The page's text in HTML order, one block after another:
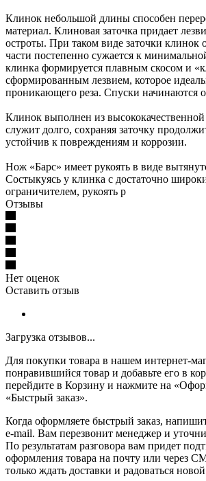
Клинок небольшой длины способен
материал. Клиновая заточка придает
остроты. При таком виде заточки клинок
части постепенно сужается к
клинка формируется плавным скосом и
сформированным лезвием, которое
проникающего реза. Спуски начинаются
Клинок выполнен из
служит долго, сохраняя заточку
устойчив к повреждениям и коррозии.
Нож «Барс» имеет рукоять в виде
Состыкуясь у клинка с достаточно
ограничителем, рукоять р
Отзывы
Нет оценок
Оставить отзыв
Загрузка отзывов...
Для покупки товара в нашем интернет-
понравившийся товар и добавьте его в
перейдите в Корзину и нажмите на
«Быстрый заказ».
Когда оформляете быстрый заказ,
e-mail. Вам перезвонит менеджер и
По результатам разговора вам придет
оформления товара на почту или через
только ждать доставки и радоваться